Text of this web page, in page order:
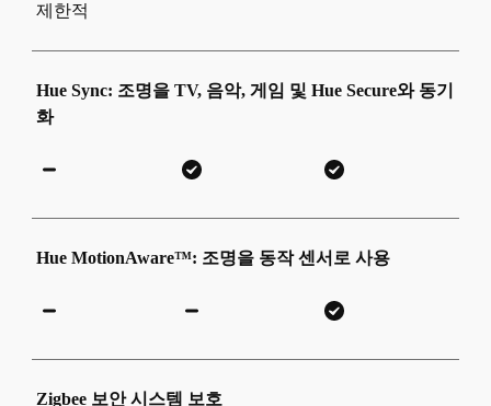
제한적
Hue Sync: 조명을 TV, 음악, 게임 및 Hue Secure와 동기
화
Hue MotionAware™: 조명을 동작 센서로 사용
Zigbee 보안 시스템 보호